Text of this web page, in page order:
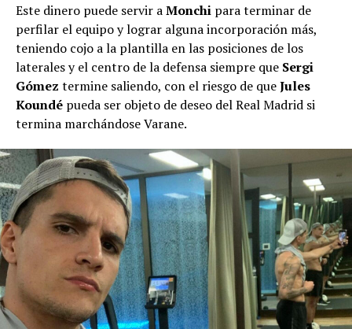
Este dinero puede servir aMonchi para terminar de
perfilar el equipo y lograr alguna incorporación más,
teniendo cojo a la plantilla en las posiciones de los
laterales y el centro de la defensa siempre que Sergi
Gómez termine saliendo, con el riesgo de queJules
Koundé pueda ser objeto de deseo del Real Madrid si
termina marchándose Varane.